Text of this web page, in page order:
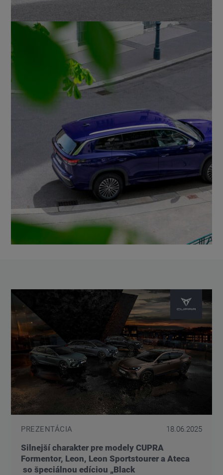
PREZENTÁCIA 18.06.2025
Silnejší charakter pre modely CUPRA
Formentor, Leon, Leon Sportstourer a Ateca
so špeciálnou edíciou „Black